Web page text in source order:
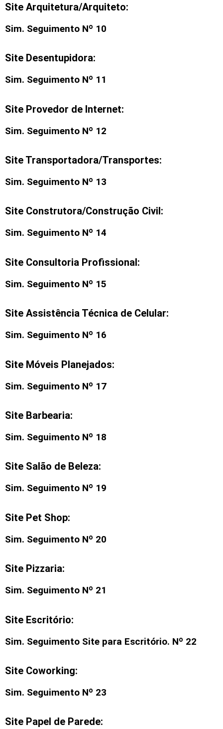
Site Arquitetura/Arquiteto:
Sim. Seguimento Nº 10
Site Desentupidora:
Sim. Seguimento Nº 11
Site Provedor de Internet:
Sim. Seguimento Nº 12
Site Transportadora/Transportes:
Sim. Seguimento Nº 13
Site Construtora/Construção Civil:
Sim. Seguimento Nº 14
Site Consultoria Profissional:
Sim. Seguimento Nº 15
Site Assistência Técnica de Celular:
Sim. Seguimento Nº 16
Site Móveis Planejados:
Sim. Seguimento Nº 17
Site Barbearia:
Sim. Seguimento Nº 18
Site Salão de Beleza:
Sim. Seguimento Nº 19
Site Pet Shop:
Sim. Seguimento Nº 20
Site Pizzaria:
Sim. Seguimento Nº 21
Site Escritório:
Sim. Seguimento Site para Escritório. Nº 22
Site Coworking:
Sim. Seguimento Nº 23
Site Papel de Parede: